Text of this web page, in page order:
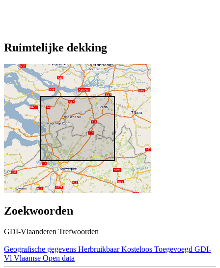
Ruimtelijke dekking
Zoekwoorden
GDI-Vlaanderen Trefwoorden
Geografische gegevens Herbruikbaar Kosteloos Toegevoegd GDI-
Vl Vlaamse Open data